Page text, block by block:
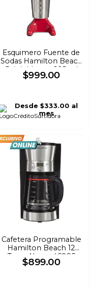
Esquimero Fuente de
Sodas Hamilton Beach
Drink Master 825 ml
Rojo 733
$999.00
Desde $333.00 al
mes
Cafetera Programable
Hamilton Beach 12
Tazas Negra 46895
$899.00